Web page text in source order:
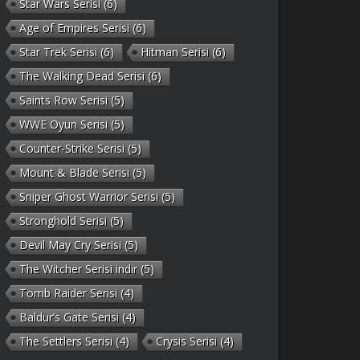
Star Wars Serisi (6)
Age of Empires Serisi (6)
Star Trek Serisi (6) Hitman Serisi (6)
The Walking Dead Serisi (6)
Saints Row Serisi (5)
WWE Oyun Serisi (5)
Counter-Strike Serisi (5)
Mount & Blade Serisi (5)
Sniper Ghost Warrior Serisi (5)
Stronghold Serisi (5)
Devil May Cry Serisi (5)
The Witcher Serisi indir(5)
Tomb Raider Serisi (4)
Baldur’s Gate Serisi (4)
The Settlers Serisi (4) Crysis Serisi (4)